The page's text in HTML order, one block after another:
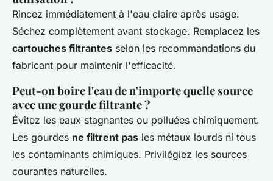
Rincez immédiatement à l'eau claire après usage.
Séchez complètement avant stockage. Remplacez les
cartouches filtrantes selon les recommandations du
fabricant pour maintenir l'efficacité.
Peut-on boire l'eau de n'importe quelle source
avec une gourde filtrante ?
Évitez les eaux stagnantes ou polluées chimiquement.
Les gourdes ne filtrent pas les métaux lourds ni tous
les contaminants chimiques. Privilégiez les sources
courantes naturelles.